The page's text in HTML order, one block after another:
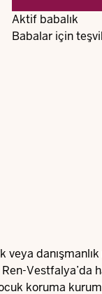
Aktif babalık
Babalar için
veya
Vestfalya’da
koruma